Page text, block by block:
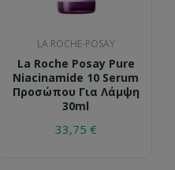
LA ROCHE-POSAY
La Roche Posay Pure
Niacinamide 10 Serum
Προσώπου Για Λάμψη
30ml
33,75 €